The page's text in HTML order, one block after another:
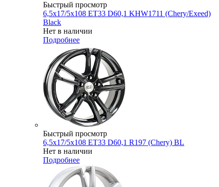
Быстрый просмотр
6,5x17/5x108 ET33 D60,1 KHW1711 (Chery/Exeed)
Black
Нет в наличии
Подробнее
Быстрый просмотр
6,5x17/5x108 ET33 D60,1 R197 (Chery) BL
Нет в наличии
Подробнее